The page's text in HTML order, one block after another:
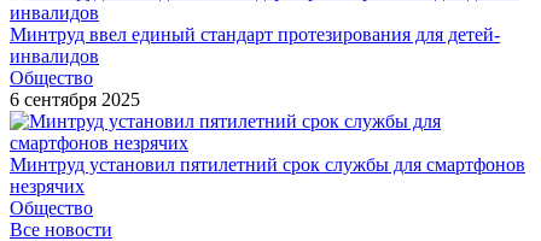
Минтруд ввел единый стандарт протезирования для детей-
инвалидов
Общество
6 сентября 2025
Минтруд установил пятилетний срок службы для смартфонов
незрячих
Общество
Все новости